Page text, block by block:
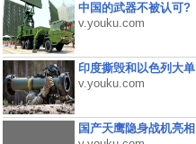
中国的武器不被认可?
v.youku.com
印度撕毁和以色列大单
v.youku.com
国产天鹰隐身战机亮相